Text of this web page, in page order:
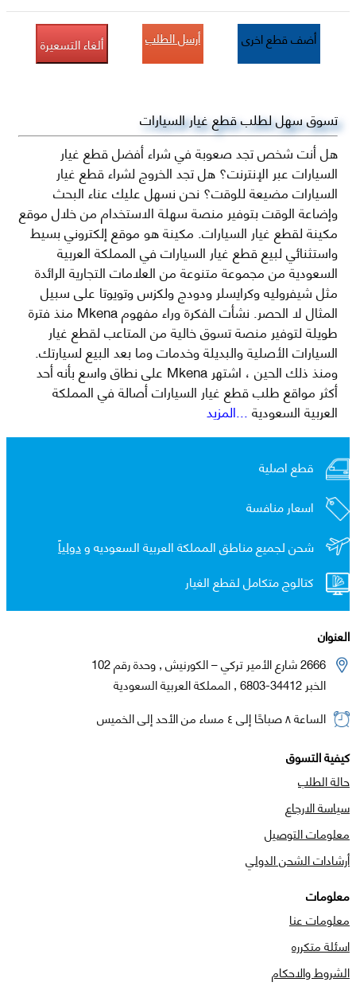
أضف قطع اخرى أرسل الطلب ألغاء التسعيرة
تسوق سهل لطلب قطع غيار السيارات
هل أنت شخص تجد صعوبة في شراء أفضل قطع غيار
السيارات عبر الإنترنت؟ هل تجد الخروج لشراء قطع غيار
السيارات مضيعة للوقت؟ نحن نسهل عليك عناء البحث
وإضاعة الوقت بتوفير منصة سهلة الاستخدام من خلال موقع
مكينة لقطع غيار السيارات. مكينة هو موقع إلكتروني بسيط
واستثنائي لبيع قطع غيار السيارات في المملكة العربية
السعودية من مجموعة متنوعة من العلامات التجارية الرائدة
مثل شيفروليه وكرايسلر ودودج ولكزس وتويوتا على سبيل
المثال لا الحصر. نشأت الفكرة وراء مفهوم Mkena منذ فترة
طويلة لتوفير منصة تسوق خالية من المتاعب لقطع غيار
السيارات الأصلية والبديلة وخدمات وما بعد البيع لسيارتك.
ومنذ ذلك الحين ، اشتهر Mkena على نطاق واسع بأنه أحد
أكثر مواقع طلب قطع غيار السيارات أصالة في المملكة
العربية السعودية...المزيد
قطع اصلية
اسعار منافسة
شحن لجميع مناطق المملكة العربية السعوديه ودولياً
كتالوج متكامل لقطع الغيار
العنوان
2666 شارع الأمير تركي – الكورنيش , وحدة رقم 102
الخبر 34412-6803 , المملكة العربية السعودية
الساعة ٨ صباحًا إلى ٤ مساء من الأحد إلى الخميس
كيفية التسوق
حالة الطلب
سياسة الارجاع
معلومات التوصيل
أرشادات الشحن الدولي
معلومات
معلومات عنا
اسئلة متكرره
الشروط والاحكام